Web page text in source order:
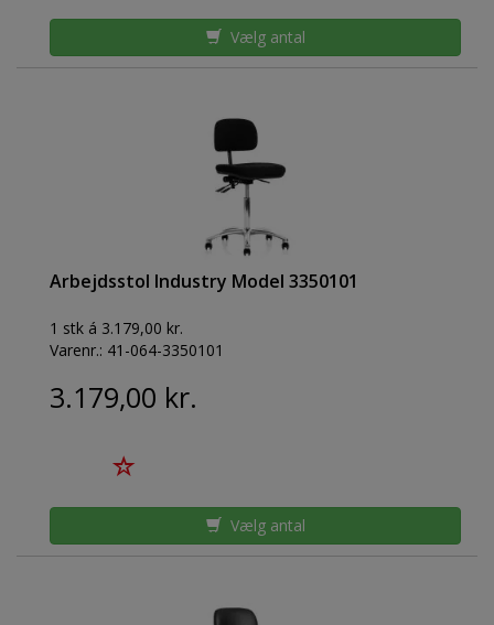
Vælg antal
Arbejdsstol Industry Model 3350101
1 stk á 3.179,00 kr.
Varenr.: 41-064-3350101
3.179,00 kr.
Vælg antal